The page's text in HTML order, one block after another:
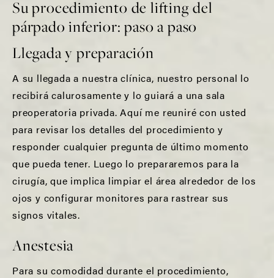
Su procedimiento de lifting del
párpado inferior: paso a paso
Llegada y preparación
A su llegada a nuestra clínica, nuestro personal lo
recibirá calurosamente y lo guiará a una sala
preoperatoria privada. Aquí me reuniré con usted
para revisar los detalles del procedimiento y
responder cualquier pregunta de último momento
que pueda tener. Luego lo prepararemos para la
cirugía, que implica limpiar el área alrededor de los
ojos y configurar monitores para rastrear sus
signos vitales.
Anestesia
Para su comodidad durante el procedimiento,